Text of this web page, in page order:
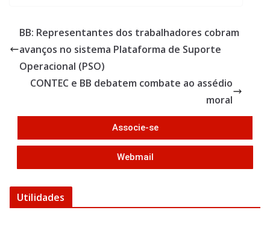
b
o
o
k
er e
BB: Representantes dos trabalhadores cobram
avanços no sistema Plataforma de Suporte
Operacional (PSO)
CONTEC e BB debatem combate ao assédio
moral
Associe-se
Webmail
Utilidades